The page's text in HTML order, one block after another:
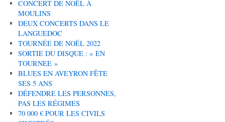
CONCERT DE NOËL À
MOULINS
DEUX CONCERTS DANS LE
LANGUEDOC
TOURNÉE DE NOËL 2022
SORTIE DU DISQUE : « EN
TOURNEE »
BLUES EN AVEYRON FÊTE
SES 5 ANS
DÉFENDRE LES PERSONNES,
PAS LES RÉGIMES
70 000 € POUR LES CIVILS